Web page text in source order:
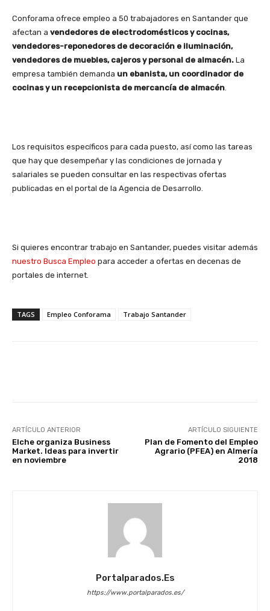
Conforama ofrece empleo a 50 trabajadores en Santander que
afectan a vendedores de electrodomésticos y cocinas,
vendedores-reponedores de decoración e iluminación,
vendedores de muebles, cajeros y personal de almacén. La
empresa también demanda un ebanista, un coordinador de
cocinas y un recepcionista de mercancía de almacén
Los requisitos específicos para cada puesto, así como las tareas
que hay que desempeñar y las condiciones de jornada y
salariales se pueden consultar en las respectivas ofertas
publicadas en el portal de la Agencia de Desarrollo.
Si quieres encontrar trabajo en Santander, puedes visitar además
nuestro Busca Empleo para acceder a ofertas en decenas de
portales de internet.
TAGS Empleo Conforama Trabajo Santander
ARTÍCULO ANTERIOR
Elche organiza Business
Market. Ideas para invertir
en noviembre
ARTÍCULO SIGUIENTE
Plan de Fomento del Empleo
Agrario (PFEA) en Almería
2018
Portalparados.es
https://www.portalparados.es/